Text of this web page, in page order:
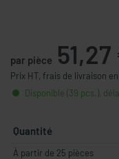
par pièce 51,27
Prix HT, frais de livraison
Disponible (39 pcs.),
Quantité
À partir de 25 pièces